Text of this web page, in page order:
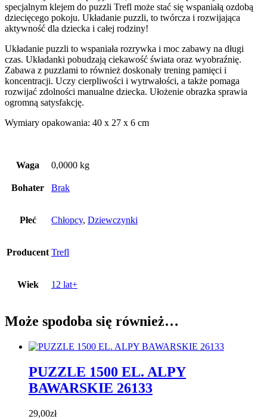
specjalnym klejem do puzzli Trefl może stać się wspaniałą ozdobą
dziecięcego pokoju. Układanie puzzli, to twórcza i rozwijająca
aktywność dla dziecka i całej rodziny!
Układanie puzzli to wspaniała rozrywka i moc zabawy na długi
czas. Układanki pobudzają ciekawość świata oraz wyobraźnię.
Zabawa z puzzlami to również doskonały trening pamięci i
koncentracji. Uczy cierpliwości i wytrwałości, a także pomaga
rozwijać zdolności manualne dziecka. Ułożenie obrazka sprawia
ogromną satysfakcję.
Wymiary opakowania: 40 x 27 x 6 cm
Waga 0,0000 kg
Bohater Brak
Płeć Chłopcy, Dziewczynki
Producent Trefl
Wiek 12 lat+
Może spodoba się również…
PUZZLE 1500 EL. ALPY
BAWARSKIE 26133
29,00zł